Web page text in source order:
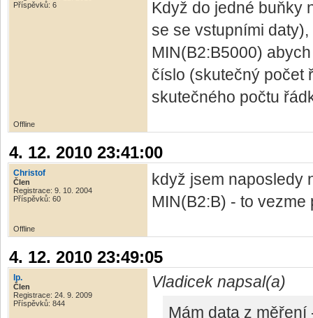
Příspěvků: 6
Když do jedné buňky
se se vstupními
MIN(B2:B5000)
číslo (skutečný počet
skutečného počtu
Offline
4. 12. 2010 23:41:00
Christof
Člen
Registrace: 9. 10. 2004
Příspěvků: 60
když jsem naposledy
MIN(B2:B) - to
Offline
4. 12. 2010 23:49:05
lp.
Člen
Registrace: 24. 9. 2009
Příspěvků: 844
Vladicek napsal(a)
Mám data z